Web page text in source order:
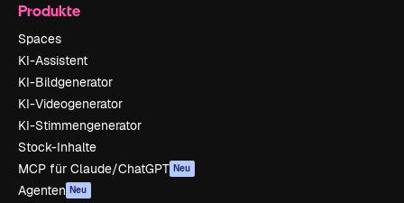
Produkte
Spaces
KI-Assistent
KI-Bildgenerator
KI-Videogenerator
KI-Stimmengenerator
Stock-Inhalte
MCP für Claude/ChatGPT Neu
Agenten Neu